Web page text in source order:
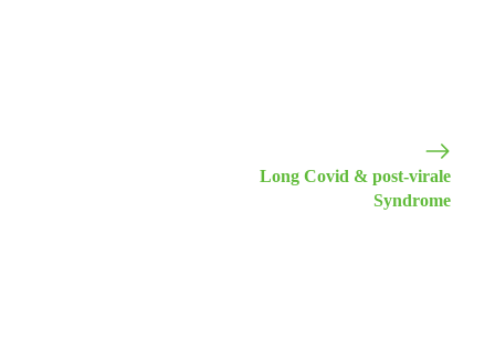
Long Covid & post-virale
Syndrome